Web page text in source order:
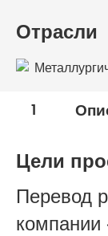
Отрасли
1
Цели
Перевод